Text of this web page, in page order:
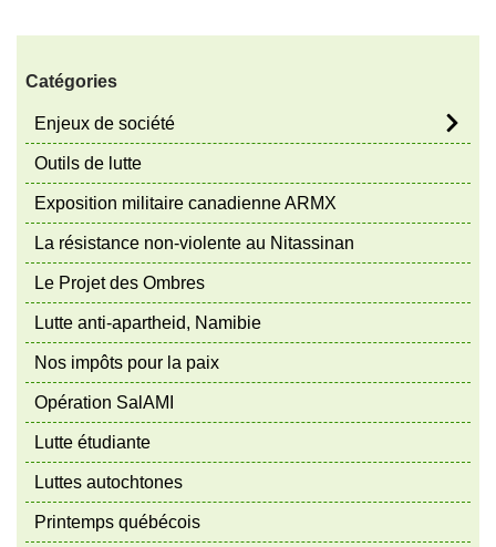
Catégories
Enjeux de société
Outils de lutte
Exposition militaire canadienne ARMX
La résistance non-violente au Nitassinan
Le Projet des Ombres
Lutte anti-apartheid, Namibie
Nos impôts pour la paix
Opération SalAMI
Lutte étudiante
Luttes autochtones
Printemps québécois